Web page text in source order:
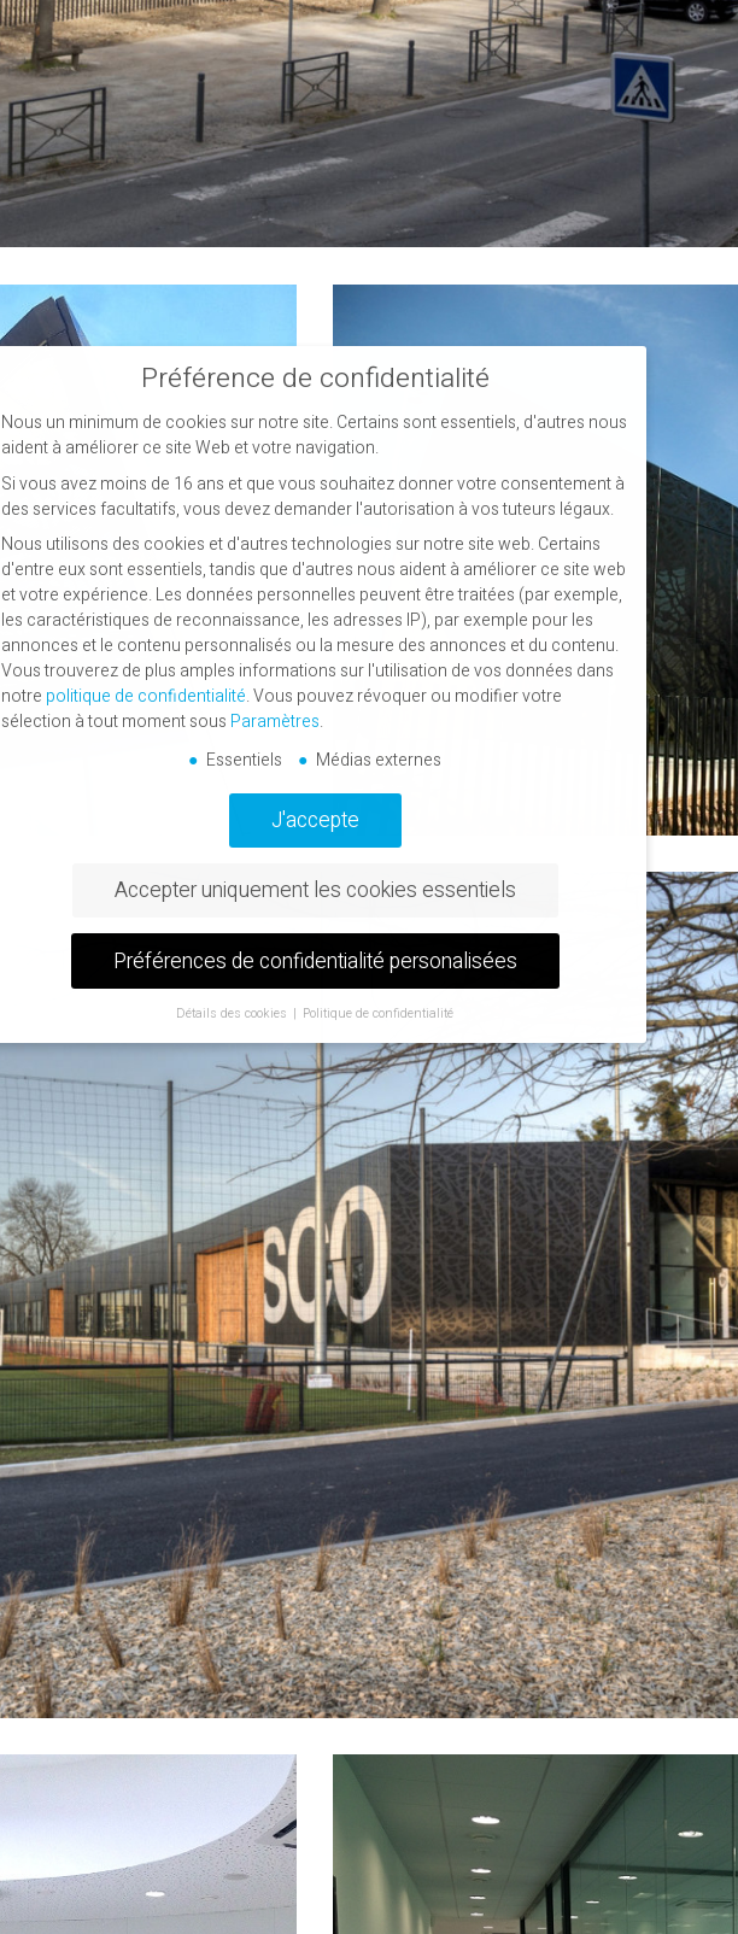
Préférence de confidentialité
Nous un minimum de cookies sur notre site. Certains sont essentiels, d'autres nous
aident à améliorer ce site Web et votre navigation.
Si vous avez moins de 16 ans et que vous souhaitez donner votre consentement à
des services facultatifs, vous devez demander l'autorisation à vos tuteurs légaux.
Nous utilisons des cookies et d'autres technologies sur notre site web. Certains
d'entre eux sont essentiels, tandis que d'autres nous aident à améliorer ce site web
et votre expérience. Les données personnelles peuvent être traitées (par exemple,
les caractéristiques de reconnaissance, les adresses IP), par exemple pour les
annonces et le contenu personnalisés ou la mesure des annonces et du contenu.
Vous trouverez de plus amples informations sur l'utilisation de vos données dans
notre politique de confidentialité.Vous pouvez révoquer ou modifier votre
sélection à tout moment sous Paramètres.
Essentiels
Médias externes
J'accepte
Accepter uniquement les cookies essentiels
Préférences de confidentialité personalisées
Détails des cookies Politique de confidentialité
Préférence de confidentialité
Si vous avez moins de 16 ans et que vous souhaitez donner votre consentement à
des services facultatifs, vous devez demander l'autorisation à vos tuteurs légaux.
Nous utilisons des cookies et d'autres technologies sur notre site web. Certains
d'entre eux sont essentiels, tandis que d'autres nous aident à améliorer ce site web
et votre expérience.
Les données personnelles peuvent être traitées (par exemple,
les caractéristiques de reconnaissance, les adresses IP), par exemple pour les
annonces et le contenu personnalisés ou la mesure des annonces et du contenu.
Vous trouverez de plus amples informations sur l'utilisation de vos données dans
notrepolitique de confidentialité
Vous trouverez ici un aperçu de tous les cookies utilisés. Vous pouvez autoriser
toutes les catégories ou afficher les informations détaillées et sélectionner
certains cookies seulement.
Accepter tout Enregistrer
Accepter uniquement les cookies essentiels
Préférence de confidentialité
Essentiels (1)
Les cookies essentiels permettent des fonctions de base et sont nécessaires au bon
fonctionnement du site Web.
Afficher les informations du cookie
Médias externes (1) Médias externes
de médias externes sont acceptés, l'accès à ces contenus ne nécessite plus un
Afficher les informations du cookie
fourni par le Borlabs Cookie Politique de confidentialité